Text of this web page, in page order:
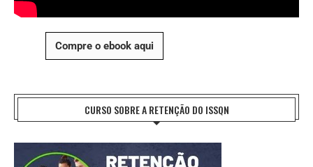
Compre o ebook aqui
CURSO SOBRE A RETENÇÃO DO ISSQN